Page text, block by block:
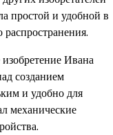
простой и удобной в
Ивана
созданием
и удобно для
механические